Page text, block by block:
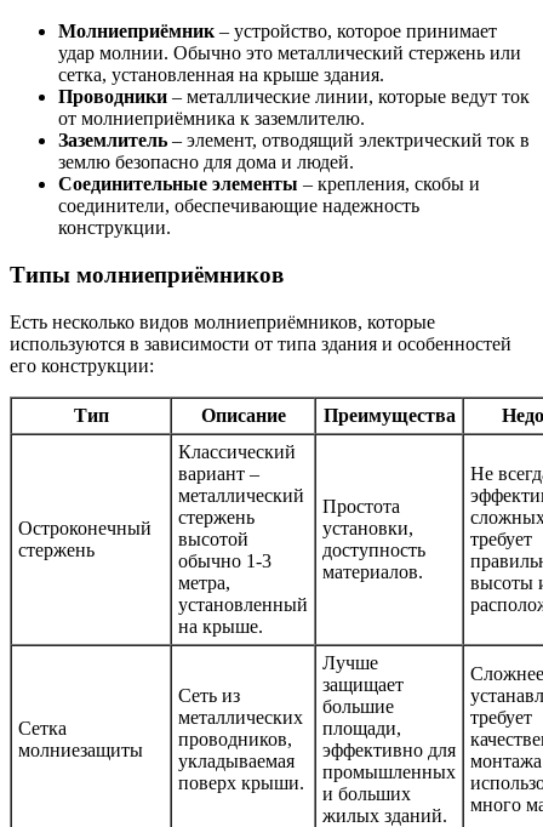
Молниеприёмник – устройство, которое принимает
удар молнии. Обычно это металлический стержень или
сетка, установленная на крыше здания.
Проводники – металлические линии, которые ведут ток
от молниеприёмника к заземлителю.
Заземлитель – элемент, отводящий электрический ток в
землю безопасно для дома и людей.
Соединительные элементы – крепления, скобы и
соединители, обеспечивающие надежность
конструкции.
Типы молниеприёмников
Есть несколько видов молниеприёмников, которые
используются в зависимости от типа здания и особенностей
его конструкции:
Тип Описание Преимущества
Остроконечный
стержень
Классический
вариант –
металлический
стержень
высотой
обычно 1-3
метра,
установленный
на крыше.
Простота
установки,
доступность
материалов.
Не
требует
высоты
Сетка
молниезащиты
Сеть из
металлических
проводников,
укладываемая
поверх крыши.
Лучше
защищает
большие
площади,
эффективно для
промышленных
и больших
жилых зданий.
Сложнее
требует
много